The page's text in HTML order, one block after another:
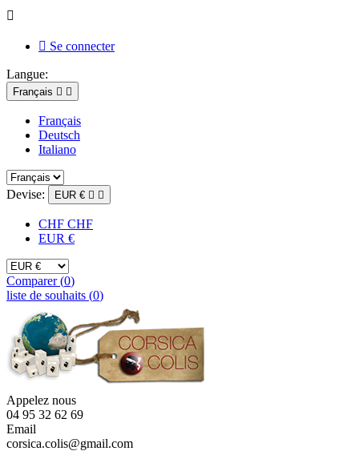

 Se connecter
Langue:
Français  
Français
Deutsch
Italiano
Devise: EUR €  
CHF CHF
EUR €
Comparer (0)
liste de souhaits (0)
Appelez nous
04 95 32 62 69
Email
corsica.colis@gmail.com